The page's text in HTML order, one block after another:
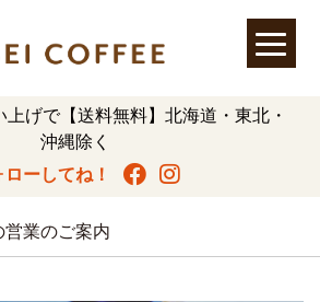
上げで【送料無料】北海道・東北・
沖縄除く
ローしてね！
営業のご案内